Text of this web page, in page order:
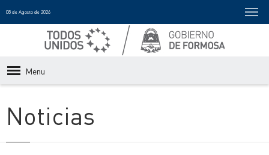
08 de Agosto de 2026
Menu
Noticias